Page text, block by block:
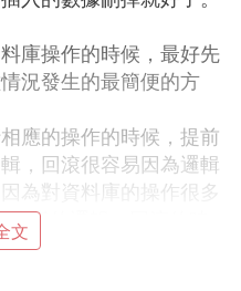
庫操作的時候，最好先
況發生的最簡便的方
應的操作的時候，提前
，回滾很容易因為邏輯
為對資料庫的操作很多
樣的邏輯，回滾的時
邏輯。
文